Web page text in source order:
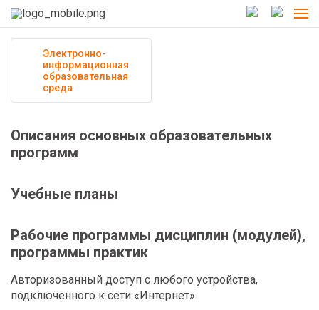
Электронно-
информационная
образовательная
среда
Описания основных образовательных
программ
Учебные планы
Рабочие программы дисциплин (модулей),
программы практик
Авторизованный доступ с любого устройства,
подключенного к сети «Интернет»